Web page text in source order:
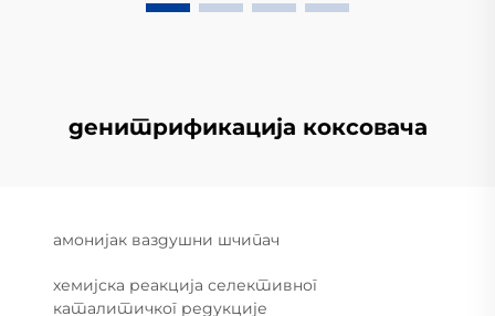
денитрификација коксовача
амонијак ваздушни шчипач
хемијска реакција селективног
каталитичког редукције